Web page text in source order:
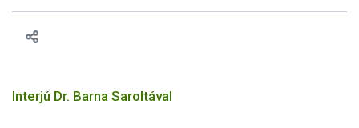
vonni az ebek viselkedésének megítélésében jártas szakértőt.
Interjú Dr. Barna Saroltával